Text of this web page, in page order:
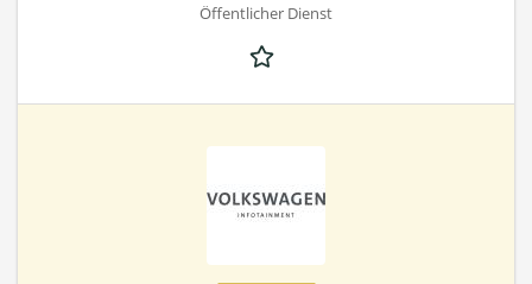
Öffentlicher Dienst